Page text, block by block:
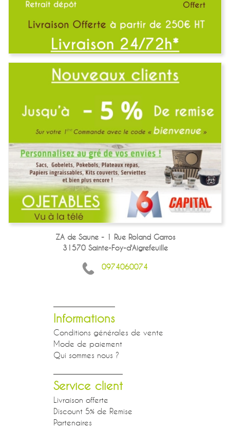
ZA de Saune - 1 Rue Roland Garros
31570 Sainte-Foy-d'Aigrefeuille
0974060074
Informations
Conditions générales de vente
Mode de paiement
Qui sommes nous ?
Service client
Livraison offerte
Discount 5% de Remise
Partenaires